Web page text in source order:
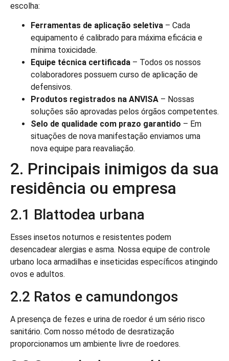
escolha:
Ferramentas de aplicação seletiva – Cada
equipamento é calibrado para máxima eficácia e
mínima toxicidade.
Equipe técnica certificada – Todos os nossos
colaboradores possuem curso de aplicação de
defensivos.
Produtos registrados na ANVISA – Nossas
soluções são aprovadas pelos órgãos competentes.
Selo de qualidade com prazo garantido – Em
situações de nova manifestação enviamos uma
nova equipe para reavaliação.
2. Principais inimigos da sua
residência ou empresa
2.1 Blattodea urbana
Esses insetos noturnos e resistentes podem
desencadear alergias e asma. Nossa equipe de controle
urbano loca armadilhas e inseticidas específicos atingindo
ovos e adultos.
2.2 Ratos e camundongos
A presença de fezes e urina de roedor é um sério risco
sanitário. Com nosso método de desratização
proporcionamos um ambiente livre de roedores.